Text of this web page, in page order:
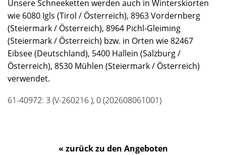
Unsere Schneeketten werden auch in Winterskiorten
wie 6080 Igls (Tirol / Österreich), 8963 Vordernberg
(Steiermark / Österreich), 8964 Pichl-Gleiming
(Steiermark / Österreich) bzw. in Orten wie 82467
Eibsee (Deutschland), 5400 Hallein (Salzburg /
Österreich), 8530 Mühlen (Steiermark / Österreich)
verwendet.
61-40972: 3 (V-260216 ), 0 (202608061001)
« zurück zu den Angeboten